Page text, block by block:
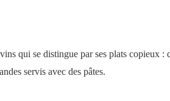
qui se distingue par ses plats copieux :
servis avec des pâtes.